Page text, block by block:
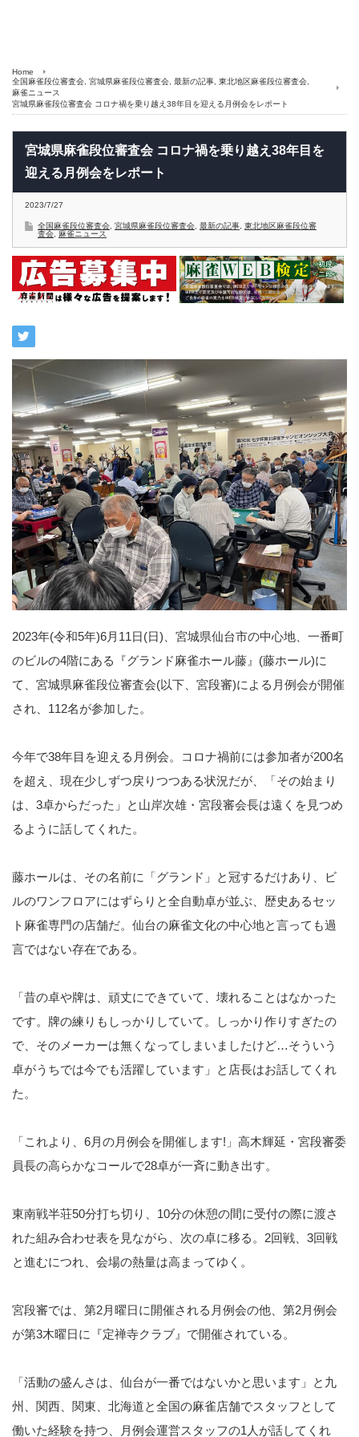
Home
全国麻雀段位審査会 宮城県麻雀段位審査会 最新の記事 東北地区麻雀段位審査会
麻雀ニュース
宮城県麻雀段位審査会 コロナ禍を乗り越え38年目を迎える月例会をレポート
宮城県麻雀段位審査会 コロナ禍を乗り越え38年目を
迎える月例会をレポート
2023/7/27
全国麻雀段位審査会 宮城県麻雀段位審査会 最新の記事 東北地区麻雀段位審
査会
麻雀ニュース
2023年(令和5年)6月11日(日)、宮城県仙台市の中心地、一番町
のビルの4階にある『グランド麻雀ホール藤』(藤ホール)に
て、宮城県麻雀段位審査会(以下、宮段審)による月例会が開催
され、112名が参加した。
今年で38年目を迎える月例会。コロナ禍前には参加者が200名
を超え、現在少しずつ戻りつつある状況だが、「その始まり
は、3卓からだった」と山岸次雄・宮段審会長は遠くを見つめ
るように話してくれた。
藤ホールは、その名前に「グランド」と冠するだけあり、ビ
ルのワンフロアにはずらりと全自動卓が並ぶ、歴史あるセッ
ト麻雀専門の店舗だ。仙台の麻雀文化の中心地と言っても過
言ではない存在である。
「昔の卓や牌は、頑丈にできていて、壊れることはなかった
です。牌の練りもしっかりしていて。しっかり作りすぎたの
で、そのメーカーは無くなってしまいましたけど…そういう
卓がうちでは今でも活躍しています」と店長はお話してくれ
た。
「これより、6月の月例会を開催します!」高木輝延・宮段審委
員長の高らかなコールで28卓が一斉に動き出す。
東南戦半荘50分打ち切り、10分の休憩の間に受付の際に渡さ
れた組み合わせ表を見ながら、次の卓に移る。2回戦、3回戦
と進むにつれ、会場の熱量は高まってゆく。
宮段審では、第2月曜日に開催される月例会の他、第2月例会
が第3木曜日に『定禅寺クラブ』で開催されている。
「活動の盛んさは、仙台が一番ではないかと思います」と九
州、関西、関東、北海道と全国の麻雀店舗でスタッフとして
働いた経験を持つ、月例会運営スタッフの1人が話してくれ